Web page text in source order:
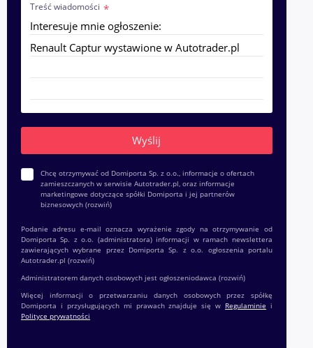
Treść wiadomości
Chcę otrzymywać od Domiporta Sp. z o.o., informacje o ofertach
zamieszczanych w serwisie Autotrader.pl, oraz informacje
marketingowe dotyczące spółki Domiporta i jej partnerów
biznesowych (rozwiń)
Podanie adresu e-mail oznacza wyrażenie zgody na otrzymywanie od
Domiporta Sp. z o.o. (administratora) informacji w ramach newslettera
zawierających wybrane przez Domiporta Sp. z o.o. ogłoszenia portalu
Autotrader.pl (rozwiń)
Administratorem danych osobowych jest ogłoszeniodawca (rozwiń)
Więcej informacji o przetwarzaniu danych osobowych przez spółkę
Domiporta i przysługujących mi prawach znajduje się w Regulaminie i
Polityce prywatności